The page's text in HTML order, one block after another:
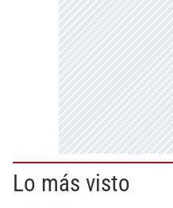
Lo más visto